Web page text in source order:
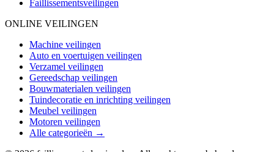
Faillissementsveilingen
ONLINE VEILINGEN
Machine veilingen
Auto en voertuigen veilingen
Verzamel veilingen
Gereedschap veilingen
Bouwmaterialen veilingen
Tuindecoratie en inrichting veilingen
Meubel veilingen
Motoren veilingen
Alle categorieën →